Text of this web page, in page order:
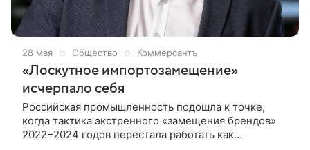
28 мая Общество Коммерсантъ
«Лоскутное импортозамещение»
исчерпало себя
Российская промышленность подошла к точке,
когда тактика экстренного «замещения брендов»
2022−2024 годов перестала работать как